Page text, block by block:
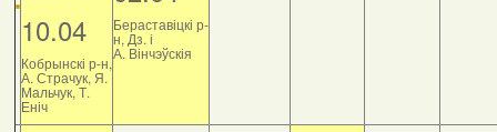
10.04
Кобрынскі р-н,
А. Страчук, Я.
Мальчук, Т.
Еніч
Бераставіцкі р-
н, Дз. і
А. Вінчэўскія